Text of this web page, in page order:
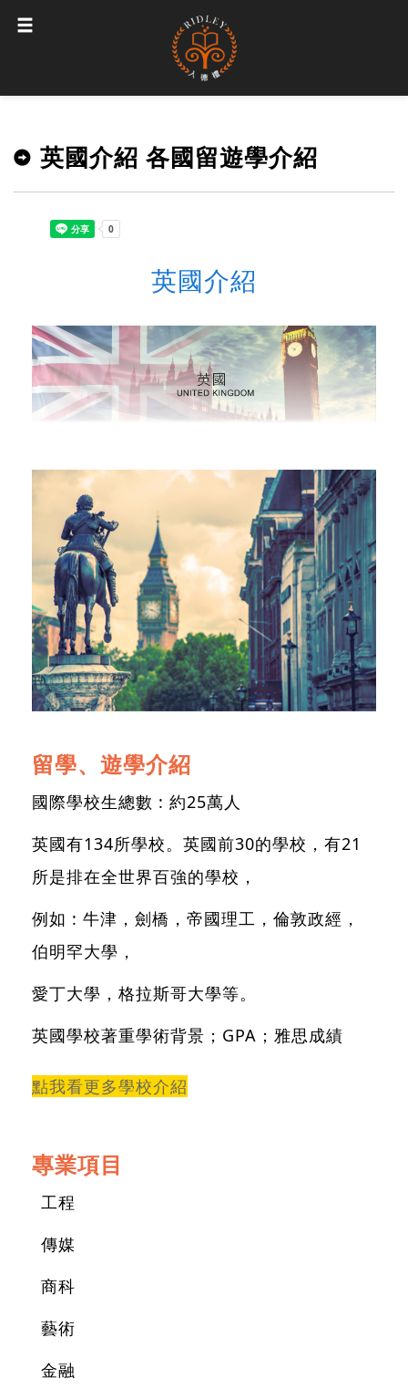
英國介紹 各國留遊學介紹
英國介紹
留學、遊學介紹
國際學校生總數 : 約25萬人
英國有134所學校。英國前30的學校，有21
所是排在全世界百強的學校，
例如 : 牛津，劍橋，帝國理工，倫敦政經，
伯明罕大學，
愛丁大學，格拉斯哥大學等。
英國學校著重學術背景；GPA；雅思成績
點我看更多學校介紹
專業項目
工程
傳媒
商科
藝術
金融